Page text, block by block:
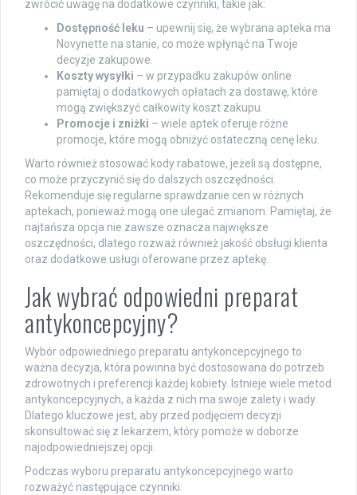
zwrócić uwagę na dodatkowe czynniki, takie jak:
Dostępność leku – upewnij się, że wybrana apteka ma
Novynette na stanie, co może wpłynąć na Twoje
decyzje zakupowe.
Koszty wysyłki – w przypadku zakupów online
pamiętaj o dodatkowych opłatach za dostawę, które
mogą zwiększyć całkowity koszt zakupu.
Promocje i zniżki – wiele aptek oferuje różne
promocje, które mogą obniżyć ostateczną cenę leku.
Warto również stosować kody rabatowe, jeżeli są dostępne,
co może przyczynić się do dalszych oszczędności.
Rekomenduje się regularne sprawdzanie cen w różnych
aptekach, ponieważ mogą one ulegać zmianom. Pamiętaj, że
najtańsza opcja nie zawsze oznacza największe
oszczędności, dlatego rozważ również jakość obsługi klienta
oraz dodatkowe usługi oferowane przez aptekę.
Jak wybrać odpowiedni preparat
antykoncepcyjny?
Wybór odpowiedniego preparatu antykoncepcyjnego to
ważna decyzja, która powinna być dostosowana do potrzeb
zdrowotnych i preferencji każdej kobiety. Istnieje wiele metod
antykoncepcyjnych, a każda z nich ma swoje zalety i wady.
Dlatego kluczowe jest, aby przed podjęciem decyzji
skonsultować się z lekarzem, który pomoże w doborze
najodpowiedniejszej opcji.
Podczas wyboru preparatu antykoncepcyjnego warto
rozważyć następujące czynniki: